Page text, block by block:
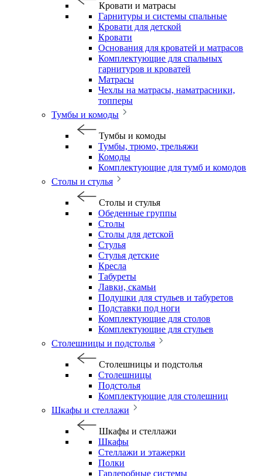
Кровати и матрасы
Гарнитуры и системы спальные
Кровати для детской
Кровати
Основания для кроватей и матрасов
Комплектующие для спальных
гарнитуров и кроватей
Матрасы
Чехлы на матрасы, наматрасники,
топперы
Тумбы и комоды
Тумбы и комоды
Тумбы, трюмо, трельяжи
Комоды
Комплектующие для тумб и комодов
Столы и стулья
Столы и стулья
Обеденные группы
Столы
Столы для детской
Стулья
Стулья детские
Кресла
Табуреты
Лавки, скамьи
Подушки для стульев и табуретов
Подставки под ноги
Комплектующие для столов
Комплектующие для стульев
Столешницы и подстолья
Столешницы и подстолья
Столешницы
Подстолья
Комплектующие для столешниц
Шкафы и стеллажи
Шкафы и стеллажи
Шкафы
Стеллажи и этажерки
Полки
Гардеробные системы